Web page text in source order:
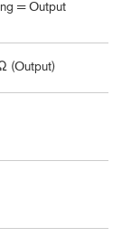
= Output
(Output)